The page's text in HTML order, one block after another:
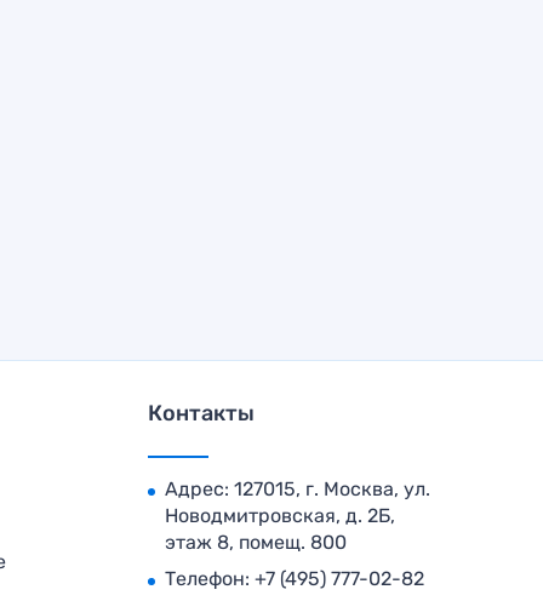
Контакты
Адрес: 127015, г. Москва, ул.
Новодмитровская, д. 2Б,
этаж 8, помещ. 800
Телефон: +7 (495) 777-02-82